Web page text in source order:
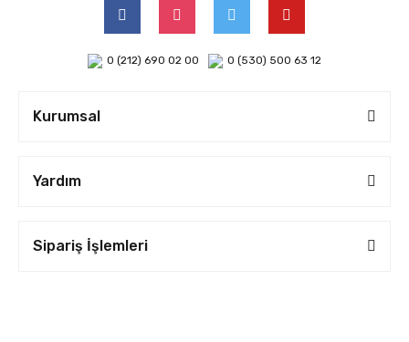
0 (212) 690 02 00 0 (530) 500 63 12
Kurumsal
Yardım
Sipariş İşlemleri